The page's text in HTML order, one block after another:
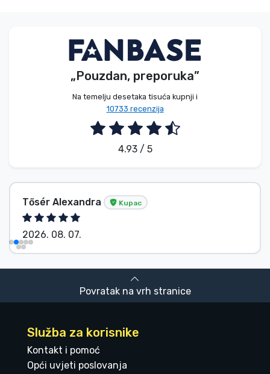
„Pouzdan, preporuka”
Na temelju desetaka tisuća kupnji i
10733 recenzija
4.93 / 5
Tősér Alexandra Kupac
2026. 08. 07.
Povratak na vrh stranice
Služba za korisnike
Kontakt i pomoć
Opći uvjeti poslovanja